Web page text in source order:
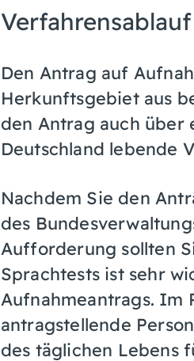
Verfahrensablauf
Den Antrag auf
Herkunftsgebiet aus
den Antrag auch über
Deutschland lebende
Nachdem Sie den
des
Aufforderung sollten
Sprachtests ist sehr
Aufnahmeantrags. Im
antragstellende
des täglichen Lebens